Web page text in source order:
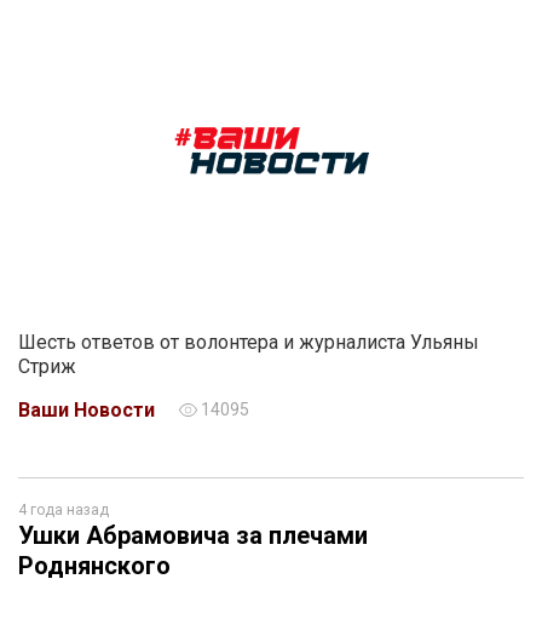
Шесть ответов от волонтера и журналиста Ульяны
Стриж
Ваши Новости
14095
4 года назад
Ушки Абрамовича за плечами
Роднянского